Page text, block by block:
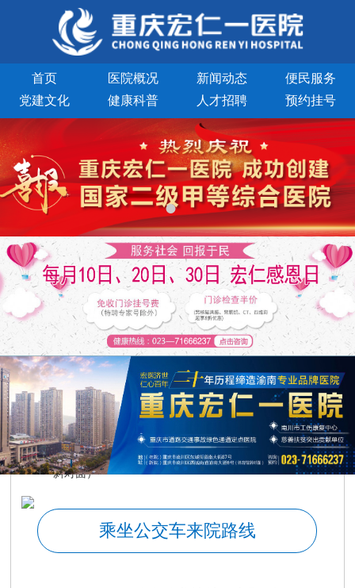
首页 医院概况 新闻动态
便民服务
党建文化
健康科普 人才招聘 预约挂号
交通地图
门诊时间：08:00-17:40
医院电话：023-71666237
医院地址（老院）：重庆市南川区东城街道南大街87号
（新院）：重庆市南川区西城街道渝南大道6号（体育馆
斜对面）
乘坐公交车来院路线